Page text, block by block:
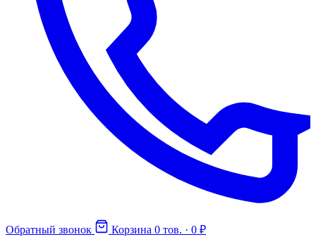
Обратный звонок Корзина 0 тов. · 0 ₽